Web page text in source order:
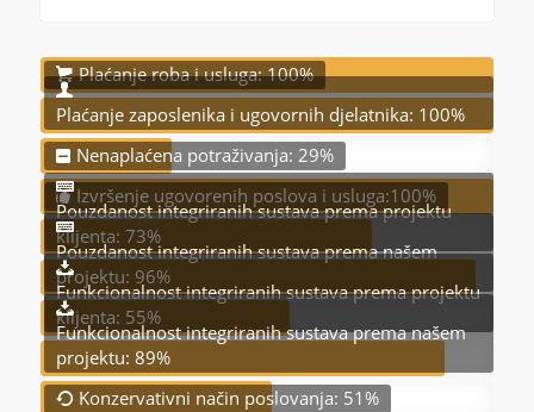
Plaćanje roba i usluga: 100%
Plaćanje zaposlenika i ugovornih djelatnika: 100%
Nenaplaćena potraživanja: 29%
Izvršenje ugovorenih poslova i usluga:100%
Pouzdanost integriranih sustava prema projektu
klijenta: 73%
Pouzdanost integriranih sustava prema našem
projektu: 96%
Funkcionalnost integriranih sustava prema projektu
klijenta: 55%
Funkcionalnost integriranih sustava prema našem
projektu: 89%
Konzervativni način poslovanja: 51%